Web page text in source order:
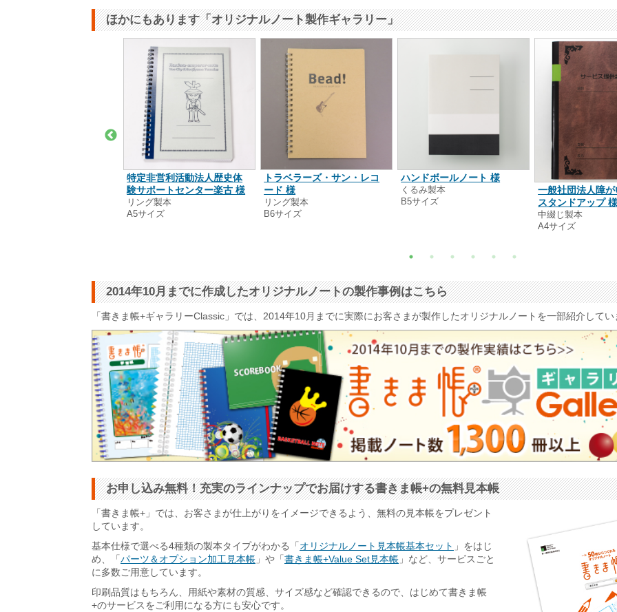
ほかにもあります「オリジナルノート製作ギャラリー」
特定非営利活動法人歴史体
験サポートセンター楽古 様
リング製本
A5サイズ
トラベラーズ・サン・レコ
ード 様
リング製本
B6サイズ
ハンドボールノート 様
くるみ製本
B5サイズ
一般社団法人障
スタンドアップ 様
中綴じ製本
A4サイズ
2014年10月までに作成したオリジナルノートの製作事例はこちら
「書きま帳+ギャラリーClassic」では、2014年10月までに実際にお客さまが製作したオリジナルノートを一部紹介してい
お申し込み無料！充実のラインナップでお届けする書きま帳+の無料見本帳
「書きま帳+」では、お客さまが仕上がりをイメージできるよう、無料の見本帳をプレゼント
しています。
基本仕様で選べる4種類の製本タイプがわかる「 オリジナルノート見本帳基本セット 」をはじ
め、「 パーツ＆オプション加工見本帳 」や「 書きま帳+Value Set見本帳 」など、サービスごと
に多数ご用意しています。
印刷品質はもちろん、用紙や素材の質感、サイズ感など確認できるので、はじめて書きま帳
+のサービスをご利用になる方にも安心です。